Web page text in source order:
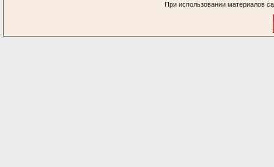
При использовании материалов